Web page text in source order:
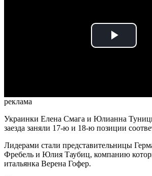
Play
реклама
Украинки Елена Смага и Юлианна
заезда заняли 17-ю и 18-ю позиции
Лидерами стали представительницы
Фребель и Юлия Таубиц, компанию
итальянка Верена Гофер.